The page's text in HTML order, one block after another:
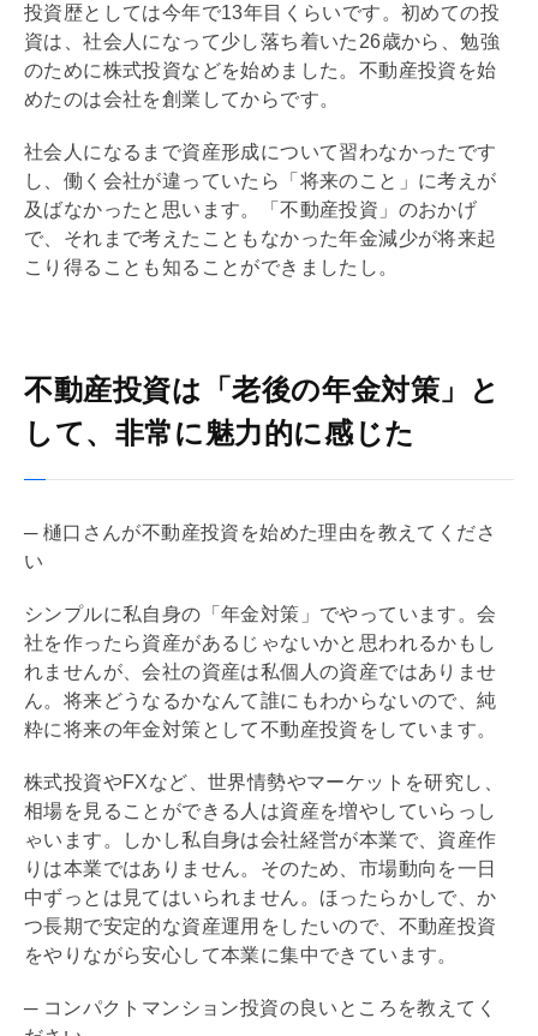
投資歴としては今年で13年目くらいです。初めての投
資は、社会人になって少し落ち着いた26歳から、勉強
のために株式投資などを始めました。不動産投資を始
めたのは会社を創業してからです。
社会人になるまで資産形成について習わなかったです
し、働く会社が違っていたら「将来のこと」に考えが
及ばなかったと思います。「不動産投資」のおかげ
で、それまで考えたこともなかった年金減少が将来起
こり得ることも知ることができましたし。
不動産投資は「老後の年金対策」と
して、非常に魅力的に感じた
─ 樋口さんが不動産投資を始めた理由を教えてくださ
い
シンプルに私自身の「年金対策」でやっています。会
社を作ったら資産があるじゃないかと思われるかもし
れませんが、会社の資産は私個人の資産ではありませ
ん。将来どうなるかなんて誰にもわからないので、純
粋に将来の年金対策として不動産投資をしています。
株式投資やFXなど、世界情勢やマーケットを研究し、
相場を見ることができる人は資産を増やしていらっし
ゃいます。しかし私自身は会社経営が本業で、資産作
りは本業ではありません。そのため、市場動向を一日
中ずっとは見てはいられません。ほったらかしで、か
つ長期で安定的な資産運用をしたいので、不動産投資
をやりながら安心して本業に集中できています。
─ コンパクトマンション投資の良いところを教えてく